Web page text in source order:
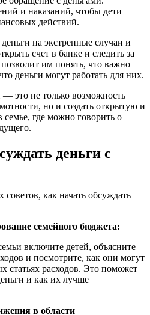
и наказаний, чтобы дети
действий.
на экстренные случаи и
счет в банке и следить за
им понять, что важно
деньги могут работать для них.
это не только возможность
но и создать открытую и
где можно говорить о
деньги с
советов, как начать обсуждать
семейного бюджета:
включите детей, объясните
и посмотрите, как они могут
статьях расходов. Это поможет
и как их лучше
в области